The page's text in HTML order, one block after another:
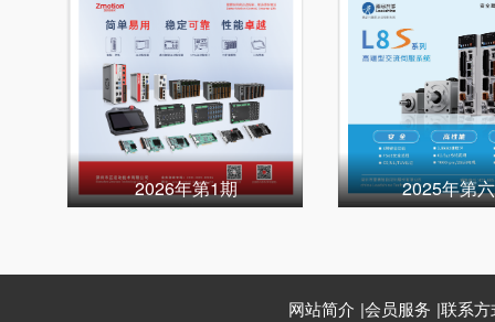
2026年第1期 2025年第
网站简介 |会员服务 |联系方